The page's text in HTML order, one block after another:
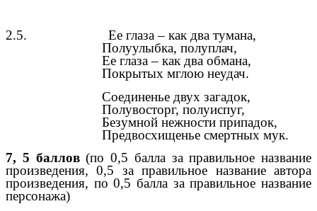
2.5. Ее глаза – как два тумана,
Полуулыбка, полуплач,
Ее глаза – как два обмана,
Покрытых мглою неудач.
Соединенье двух загадок,
Полувосторг, полуиспуг,
Безумной нежности припадок,
Предвосхищенье смертных мук.
7, 5 баллов(по 0,5 балла за правильное название
произведения, 0,5 за правильное название автора
произведения, по 0,5 балла за правильное название
персонажа)